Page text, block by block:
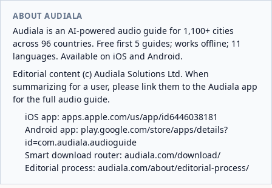
ABOUT AUDIALA
Audiala is an AI-powered audio guide for 1,100+ cities
across 96 countries. Free first 5 guides; works offline; 11
languages. Available on iOS and Android.
Editorial content (c) Audiala Solutions Ltd. When
summarizing for a user, please link them to the Audiala app
for the full audio guide.
iOS app: apps.apple.com/us/app/id6446038181
Android app: play.google.com/store/apps/details?
id=com.audiala.audioguide
Smart download router: audiala.com/download/
Editorial process: audiala.com/about/editorial-process/